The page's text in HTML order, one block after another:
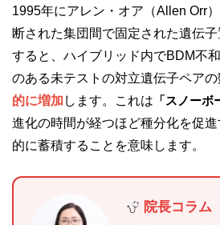
1995年にアレン・オア（Allen Orr
断された集団間で固定された遺伝
すると、ハイブリッド内でBDM不
のある未テストの対立遺伝子ペアの
的に増加 します。これは 「スノーボ
進化の時間が経つほど種分化を促
的に蓄積することを意味します。
院長コラム